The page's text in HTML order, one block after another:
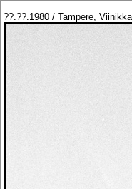
??.??.1980 / Tampere, Viinikka